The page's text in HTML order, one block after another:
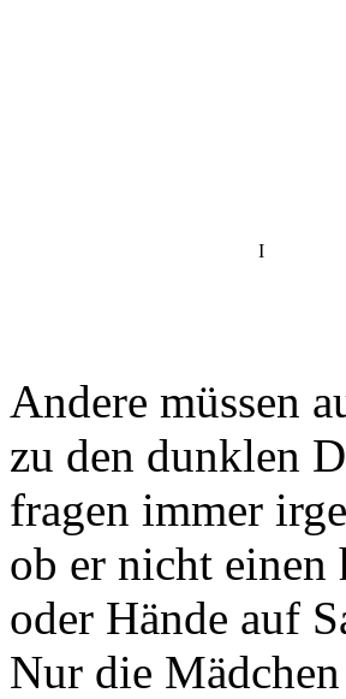
I
Andere müssen
zu den dunklen
fragen immer
ob er nicht einen
oder Hände auf
Nur die